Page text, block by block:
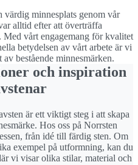
minnesplats genom vår
alltid efter att överträffa
vårt engagemang för kvalitet
betydelsen av vårt arbete är vi
bestående minnesmärken.
och inspiration
är ett viktigt steg i att skapa
Hos oss på Norrsten
från idé till färdig sten. Om
exempel på utformning, kan du
vi visar olika stilar, material och